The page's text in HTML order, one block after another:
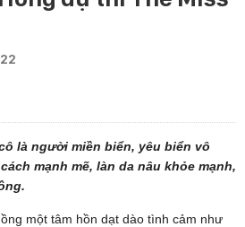
là người miền biển, yêu biển vô
mạnh mẽ, làn da nâu khỏe mạnh,
một tâm hồn dạt dào tình cảm như